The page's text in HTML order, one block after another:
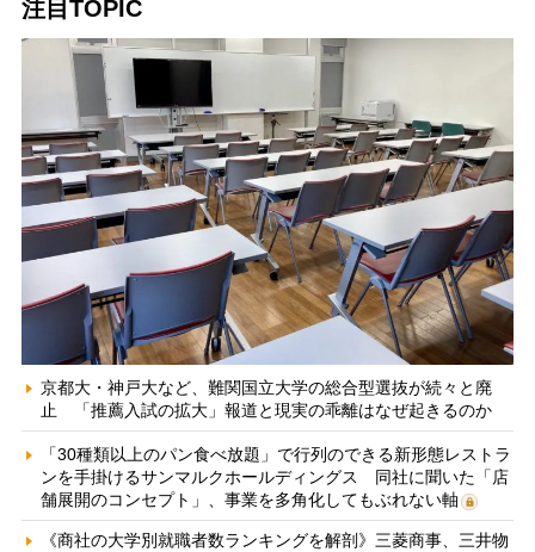
注目TOPIC
京都大・神戸大など、難関国立大学の総合型選抜が続々と廃
止 「推薦入試の拡大」報道と現実の乖離はなぜ起きるのか
「30種類以上のパン食べ放題」で行列のできる新形態レストラ
ンを手掛けるサンマルクホールディングス 同社に聞いた「店
舗展開のコンセプト」、事業を多角化してもぶれない軸
《商社の大学別就職者数ランキングを解剖》三菱商事、三井物